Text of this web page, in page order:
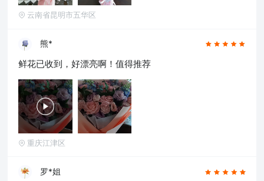
云南省昆明市五华区
熊*
鲜花已收到，好漂亮啊！值得推荐
重庆江津区
罗*姐